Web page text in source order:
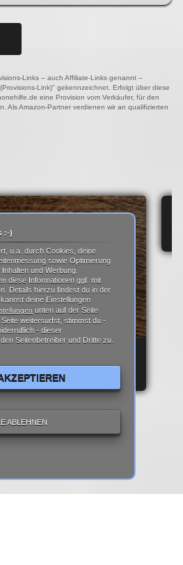
Links – auch Affiliate-Links genannt –
Link)" gekennzeichnet. Erfolgt über diese
eine Provision vom Verkäufer, für den
Als Amazon-Partner verdienen wir an qualifizierten
| TEARDOWN
:-)
u.a. durch Cookies, deine
sowie Optimierung
und Werbung.
diese Informationen ggf. mit
Details hierzu findest du in der
kannst deine Einstellungen
unten auf der Seite
weitersurfst, stimmst du -
- dieser
Seitenbetreiber und Dritte zu.
ABLEHNEN